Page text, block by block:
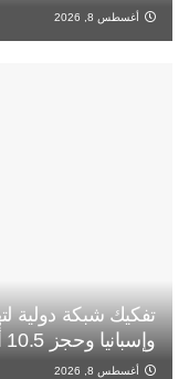
أغسطس 8, 2026
تفكيك شبكة دولية
وإسبانيا وحجز 10.5 أطنان
أغسطس 8, 2026